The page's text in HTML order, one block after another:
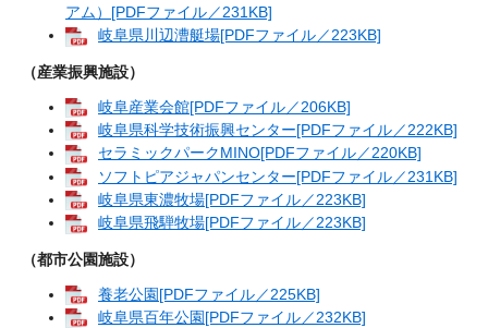
アム）[PDFファイル／231KB]
岐阜県川辺漕艇場[PDFファイル／223KB]
（産業振興施設）
岐阜産業会館[PDFファイル／206KB]
岐阜県科学技術振興センター[PDFファイル／222KB]
セラミックパークMINO[PDFファイル／220KB]
ソフトピアジャパンセンター[PDFファイル／231KB]
岐阜県東濃牧場[PDFファイル／223KB]
岐阜県飛騨牧場[PDFファイル／223KB]
（都市公園施設）
養老公園[PDFファイル／225KB]
岐阜県百年公園[PDFファイル／232KB]